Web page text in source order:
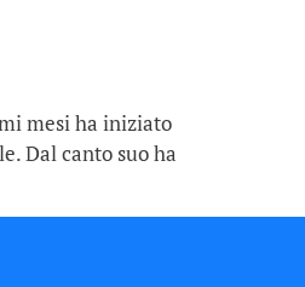
mesi ha iniziato
Dal canto suo ha